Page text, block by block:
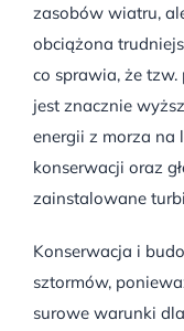
zasobów wiatru,
obciążona
co sprawia, że tzw.
jest znacznie
energii z morza na
konserwacji oraz
zainstalowane
Konserwacja i
sztormów,
surowe warunki